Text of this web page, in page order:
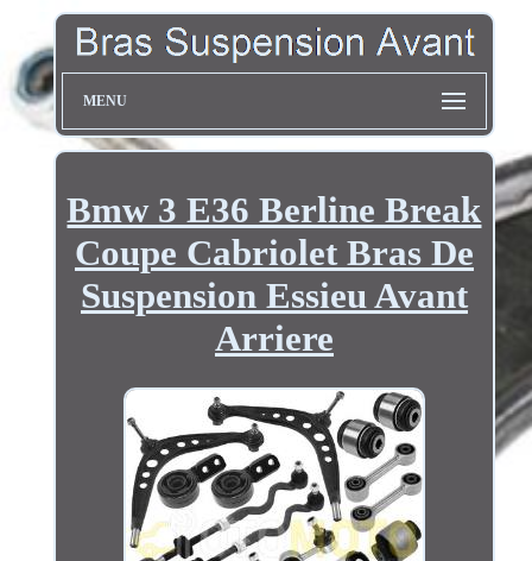
MENU
Bmw 3 E36 Berline Break
Coupe Cabriolet Bras De
Suspension Essieu Avant
Arriere